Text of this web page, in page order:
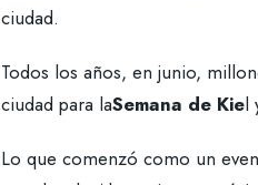
ciudad.
Todos los años, en junio,
ciudad para laSemana de Kiel
Lo que comenzó como un